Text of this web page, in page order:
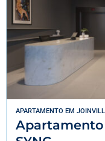
APARTAMENTO EM